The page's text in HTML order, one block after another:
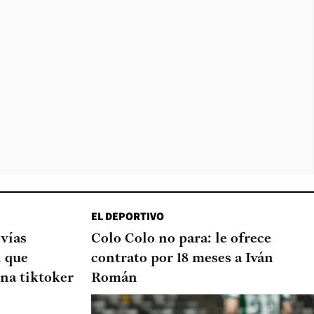
que
tiktoker
EL DEPORTIVO
Colo Colo no para: le ofrece
contrato por 18 meses a Iván
Román